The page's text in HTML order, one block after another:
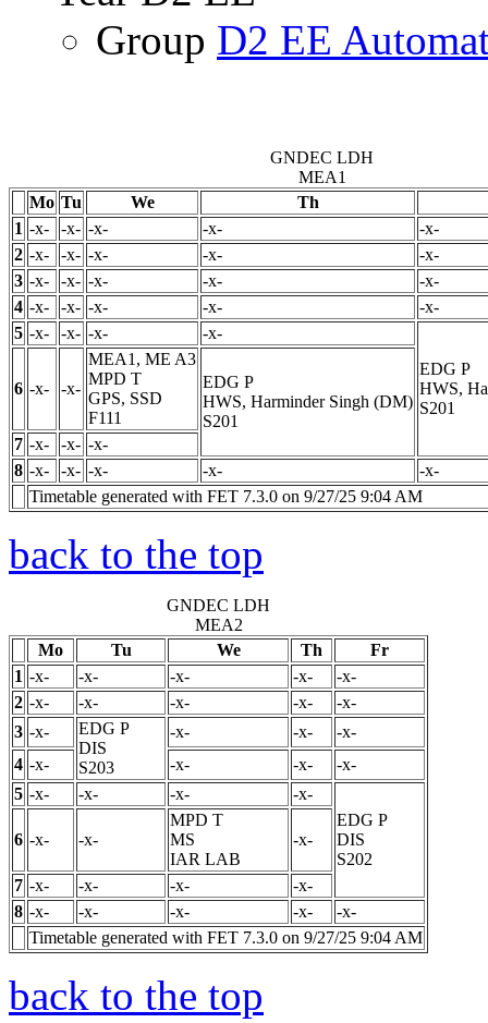
Group D2 EE
GNDEC LDH
MEA1
Mo Tu We
Th
1 -x- -x- -x- -x-
-x-
2 -x- -x- -x- -x-
-x-
3 -x- -x- -x- -x-
-x-
4 -x- -x- -x- -x-
-x-
5 -x- -x- -x-
-x-
EDG P
HWS,
S201
6 -x- -x-
MEA1, ME A3
MPD T
GPS, SSD
F111
EDG P
HWS, Harminder Singh (DM)
S201
7 -x- -x- -x-
8 -x- -x- -x- -x-
-x-
Timetable generated with FET 7.3.0 on 9/27/25 9:04 AM
back to the top
GNDEC LDH
MEA2
Mo
Tu We Th
Fr
1 -x- -x- -x- -x-
-x-
2 -x- -x- -x- -x-
-x-
3 -x- EDG P
DIS
S203
-x- -x-
-x-
4 -x- -x- -x-
-x-
5 -x- -x- -x-
-x-
EDG P
DIS
S202
6 -x- -x-
MPD T
MS
IAR LAB
-x-
7 -x- -x- -x-
-x-
8 -x- -x- -x- -x-
-x-
Timetable generated with FET 7.3.0 on 9/27/25 9:04 AM
back to the top